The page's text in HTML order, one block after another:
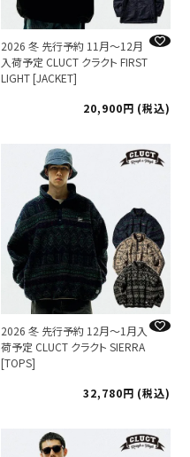
2026 冬 先行予約 11月～12月
入荷予定 CLUCT クラクト FIRST
LIGHT [JACKET]
20,900
税込
2026 冬 先行予約 12月～1月入
荷予定 CLUCT クラクト SIERRA
[TOPS]
32,780
税込